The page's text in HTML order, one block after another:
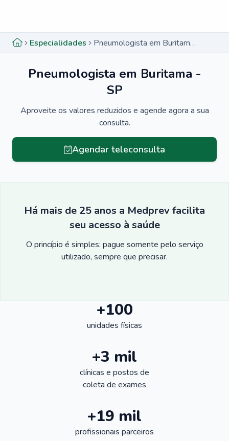
Especialidades Pneumologista em Buritama - SP
Pneumologista em Buritama -
SP
Aproveite os valores reduzidos e agende agora a sua
consulta.
Agendar teleconsulta
Há mais de 25 anos a Medprev facilita
seu acesso à saúde
O princípio é simples: pague somente pelo serviço
utilizado, sempre que precisar.
+100
unidades físicas
+3 mil
clínicas e postos de
coleta de exames
+19 mil
profissionais parceiros